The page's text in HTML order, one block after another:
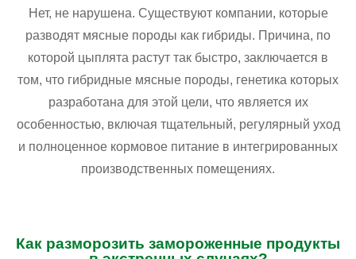
Нет, не нарушена. Существуют компании, которые
разводят мясные породы как гибриды. Причина, по
которой цыплята растут так быстро, заключается в
том, что гибридные мясные породы, генетика которых
разработана для этой цели, что является их
особенностью, включая тщательный, регулярный уход
и полноценное кормовое питание в интегрированных
производственных помещениях.
Как разморозить замороженные продукты